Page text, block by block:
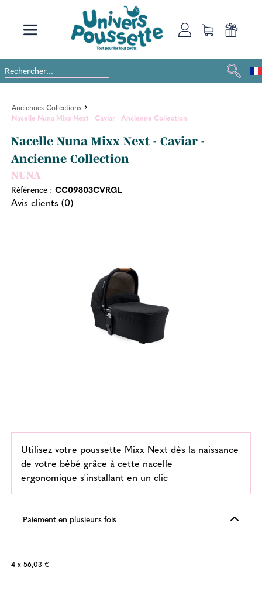
Anciennes Collections
Nacelle Nuna Mixx Next - Caviar - Ancienne Collection
Nacelle Nuna Mixx Next - Caviar -
Ancienne Collection
NUNA
Référence : CC09803CVRGL
Avis clients (0)
Utilisez votre poussette Mixx Next dès la naissance
de votre bébé grâce à cette nacelle
ergonomique s'installant en un clic
Paiement en plusieurs fois
4 x 56,03 €